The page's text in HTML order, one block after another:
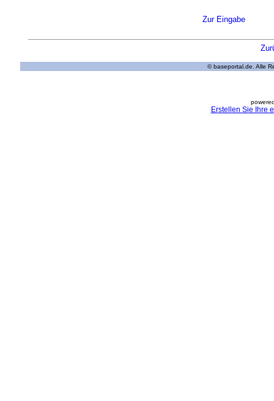
Zur Eingabe
© baseportal.de. Alle
Erstellen Sie Ihre